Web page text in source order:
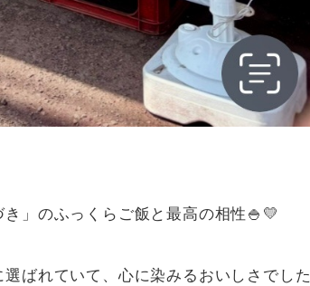
」のふっくらご飯と最高の相性🍚💛
ばれていて、心に染みるおいしさでした